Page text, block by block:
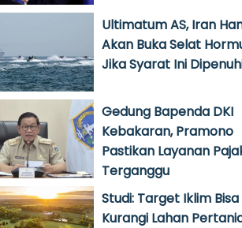
Ultimatum AS, Iran
Akan Buka Selat
Jika Syarat Ini
Gedung Bapenda DKI
Kebakaran, Pramono
Pastikan Layanan
Terganggu
Studi: Target Iklim Bisa
Kurangi Lahan